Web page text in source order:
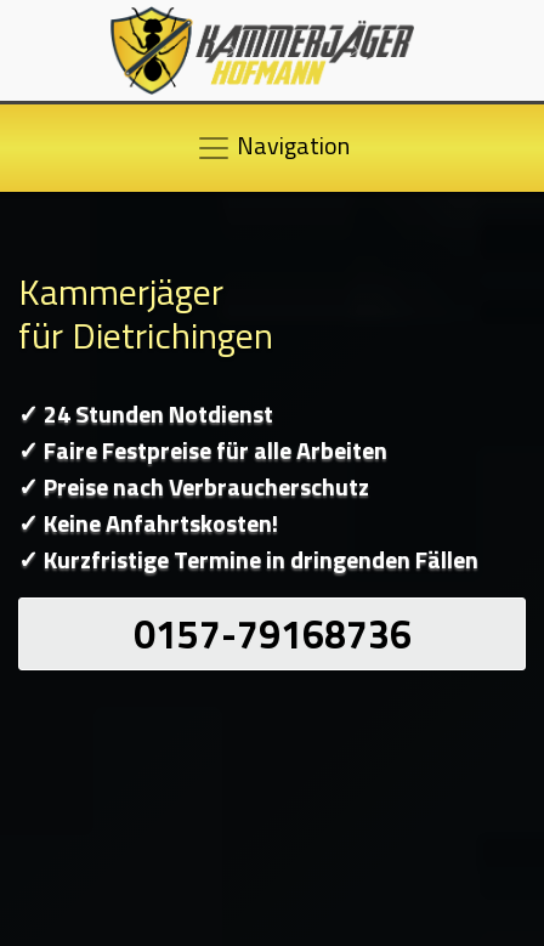
Navigation
Kammerjäger
für Dietrichingen
✓ 24 Stunden Notdienst
✓ Faire Festpreise für alle Arbeiten
✓ Preise nach Verbraucherschutz
✓ Keine Anfahrtskosten!
✓ Kurzfristige Termine in dringenden Fällen
0157-79168736